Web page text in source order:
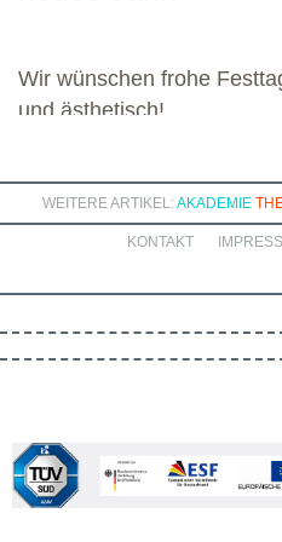
Wir wünschen frohe
und ästhetisch!
WEITERE ARTIKEL: AKADEMIE
KONTAKT